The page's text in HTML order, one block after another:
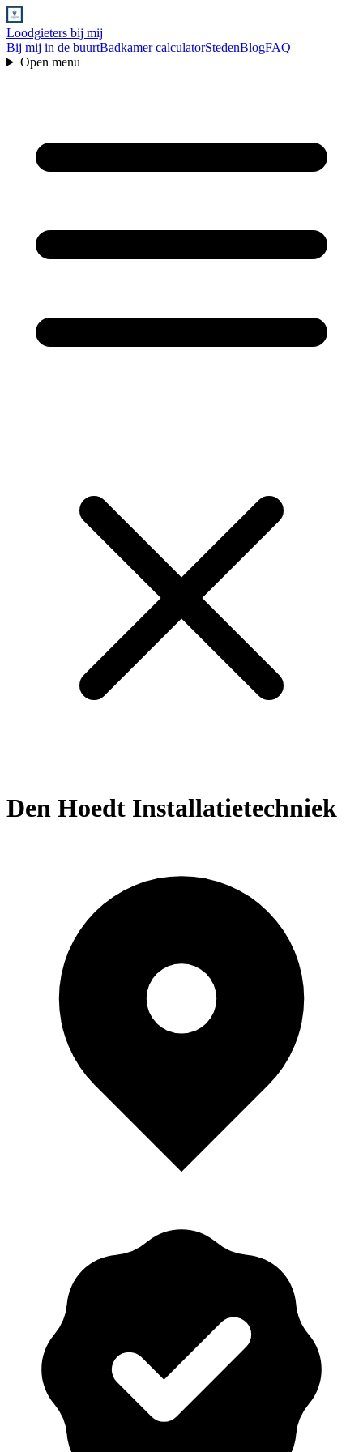
Loodgieters bij mij
Bij mij in de buurtBadkamer calculatorStedenBlogFAQ
Open menu
Den Hoedt Installatietechniek